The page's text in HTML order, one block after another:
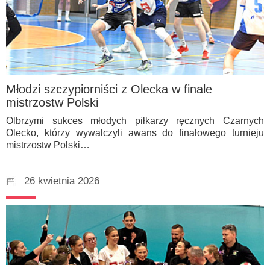
Młodzi szczypiorniści z Olecka w finale
mistrzostw Polski
Olbrzymi sukces młodych piłkarzy ręcznych Czarnych
Olecko, którzy wywalczyli awans do finałowego turnieju
mistrzostw Polski…
26 kwietnia 2026